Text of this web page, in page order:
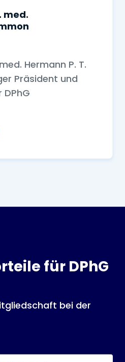
med.
Hermann P. T.
Präsident und
für DPhG
bei der